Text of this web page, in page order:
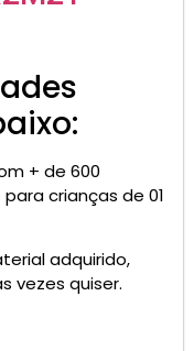
+ de 600
crianças de 01
adquirido,
vezes quiser.